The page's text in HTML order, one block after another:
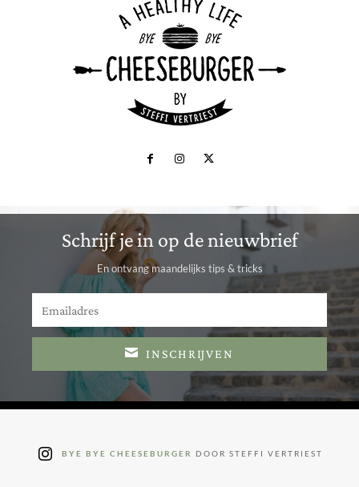
Schrijf je in op de nieuwbrief
En ontvang maandelijks tips & tricks
INSCHRIJVEN
BYE BYE CHEESEBURGER DOOR STEFFI VERTRIEST